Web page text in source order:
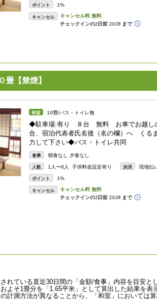
ポイント 1%
キャンセル
【禁煙】
和室 10畳/バス・トイレ無
◆駐車場:有り ８台 無料 お車でお越し
合、宿泊代表者氏名後（名の欄）へ くる
力して下さい◆バス・トイレ共同
食事 朝食なし 夕食なし
人数 1人〜6人 子供料金設定有り 決済 現地払
ポイント 1%
キャンセル
れている直近30日間の「金額/食事」内容を目安と
よそ1畳分を「1.65平米」として算出した結果を表
計測方法が異なることから、「和室」においては